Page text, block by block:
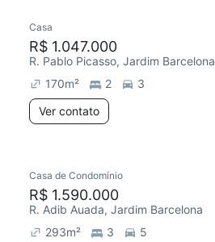
Casa
R$ 1.047.000
R. Pablo Picasso, Jardim Barcelona
170m² 2
3
Ver contato
Redecorar
Casa de Condomínio
R$ 1.590.000
R. Adib Auada, Jardim Barcelona
293m² 3
5